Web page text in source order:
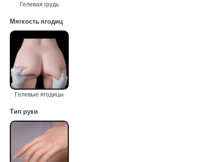
Гелевая грудь
Мягкость ягодиц
Гелевые ягодицы
Тип руки